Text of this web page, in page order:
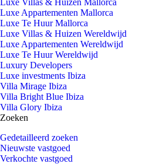
Luxe Villas & Huizen Mallorca
Luxe Appartementen Mallorca
Luxe Te Huur Mallorca
Luxe Villas & Huizen Wereldwijd
Luxe Appartementen Wereldwijd
Luxe Te Huur Wereldwijd
Luxury Developers
Luxe investments Ibiza
Villa Mirage Ibiza
Villa Bright Blue Ibiza
Villa Glory Ibiza
Zoeken
Gedetailleerd zoeken
Nieuwste vastgoed
Verkochte vastgoed